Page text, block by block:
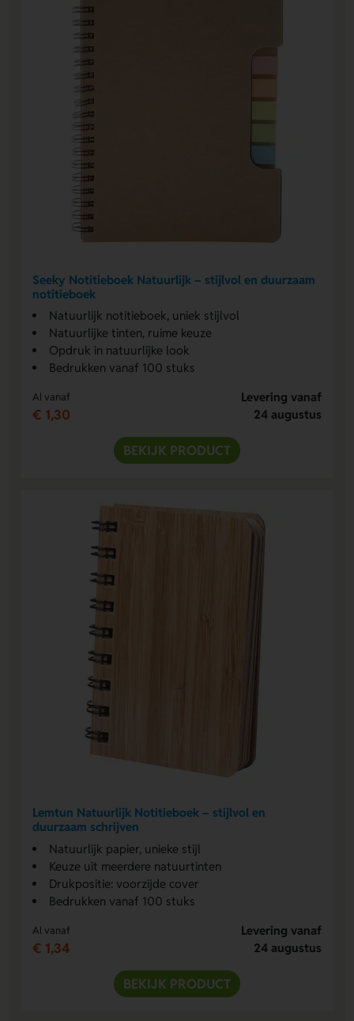
Seeky Notitieboek Natuurlijk – stijlvol en duurzaam
notitieboek
Natuurlijk notitieboek, uniek stijlvol
Natuurlijke tinten, ruime keuze
Opdruk in natuurlijke look
Bedrukken vanaf 100 stuks
Al vanaf
€ 1,30
Levering vanaf
24 augustus
BEKIJK PRODUCT
Lemtun Natuurlijk Notitieboek – stijlvol en
duurzaam schrijven
Natuurlijk papier, unieke stijl
Keuze uit meerdere natuurtinten
Drukpositie: voorzijde cover
Bedrukken vanaf 100 stuks
Al vanaf
€ 1,34
Levering vanaf
24 augustus
BEKIJK PRODUCT